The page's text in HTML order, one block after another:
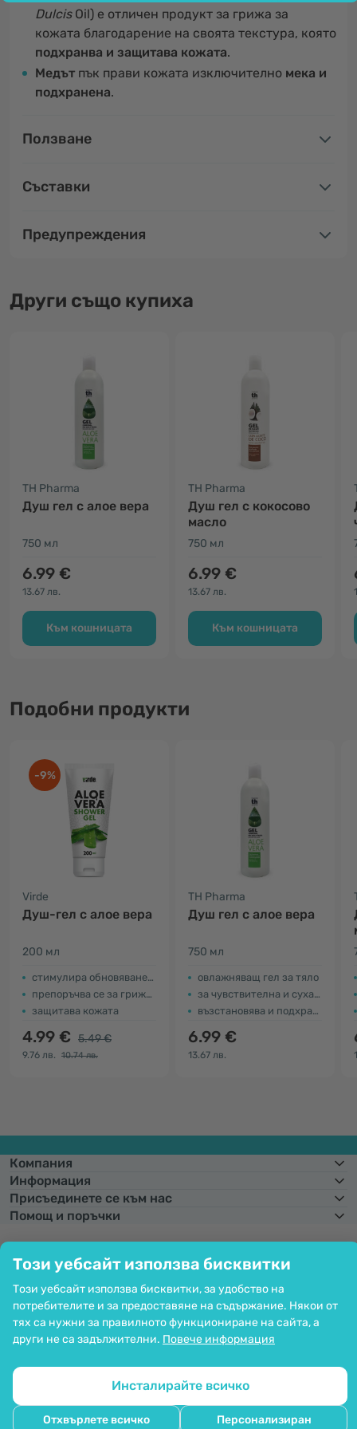
Този уебсайт използва бисквитки
Този уебсайт използва бисквитки, за удобство на
потребителите и за предоставяне на съдържание. Някои от
тях са нужни за правилното функциониране на сайта, а
други не са задължителни. Повече информация
Инсталирайте всичко
Отхвърлете всичко Персонализиран
DulcisOil) е отличен продукт за грижа за
кожата благодарение на своята текстура, която
подхранва и защитава кожата.
Медът пък прави кожата изключително мека и
подхранена.
Ползване
Съставки
Предупреждения
Други също купиха
TH Pharma
Душ гел с алое вера
750 мл
6.99 €
13.67 лв.
Към кошницата
TH Pharma
Душ гел с кокосово
масло
750 мл
6.99 €
13.67 лв.
Към кошницата
Подобни продукти
-9%
Virde
Душ-гел с алое вера
200 мл
стимулира обновяването на кожата
препоръчва се за грижа за чувствителна кожа
защитава кожата
4.99 € 5.49 €
9.76 лв. 10.74 лв.
TH Pharma
Душ гел с алое вера
750 мл
овлажняващ гел за тяло
за чувствителна и суха кожа
възстановява и подхранва
6.99 €
13.67 лв.
Компания
Информация
Присъединете се към нас
Помощ и поръчки
Фиксиран курс на конвертиране: 1,95583 лв.Възможност за
плащане с карта. Гарантирана защита на личните данни чрез SSL
криптиране.
Copyright © 2012 - 2026   |   Be Healthy Group d.o.o.
Карта на сайтаИзползване на бисквитките
Настройки на бисквитките